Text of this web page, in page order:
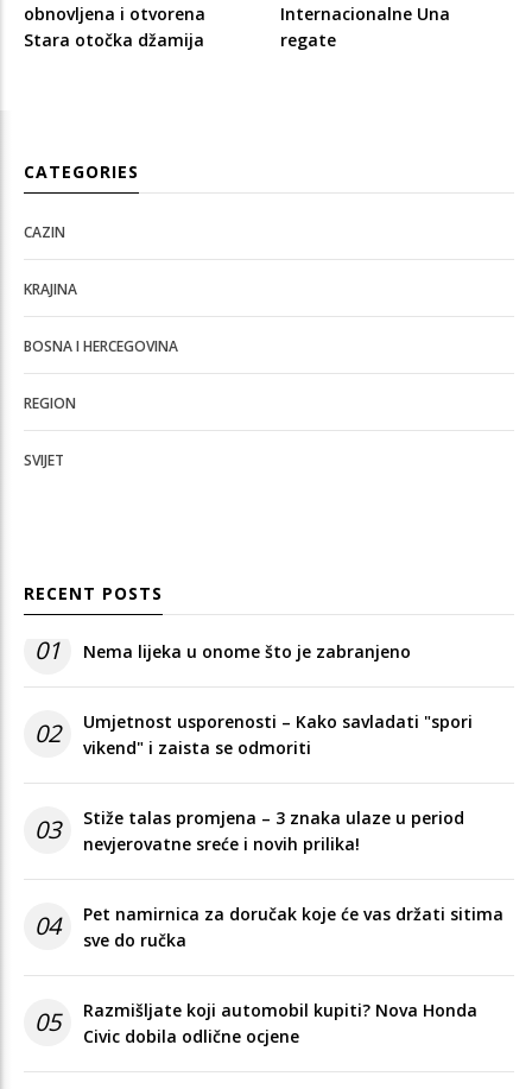
obnovljena i otvorena
Stara otočka džamija
Internacionalne Una
regate
CATEGORIES
CAZIN
KRAJINA
BOSNA I HERCEGOVINA
REGION
SVIJET
RECENT POSTS
01 Nema lijeka u onome što je zabranjeno
02
Umjetnost usporenosti – Kako savladati "spori
vikend" i zaista se odmoriti
03
Stiže talas promjena – 3 znaka ulaze u period
nevjerovatne sreće i novih prilika!
04
Pet namirnica za doručak koje će vas držati sitima
sve do ručka
05
Razmišljate koji automobil kupiti? Nova Honda
Civic dobila odlične ocjene